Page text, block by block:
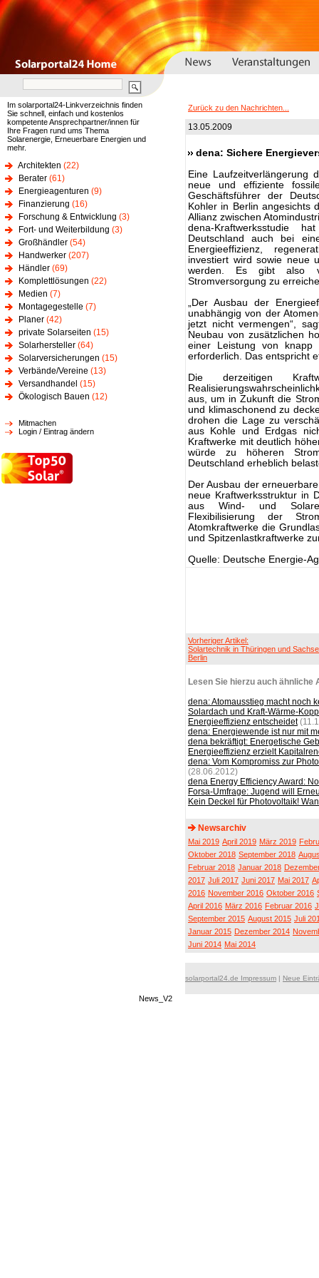
Im solarportal24-Linkverzeichnis finden
Sie schnell, einfach und kostenlos
kompetente Ansprechpartner/innen für
Ihre Fragen rund ums Thema
Solarenergie, Erneuerbare Energien und
mehr.
Architekten (22)
Berater (61)
Energieagenturen (9)
Finanzierung (16)
Forschung & Entwicklung (3)
Fort- und Weiterbildung (3)
Großhändler (54)
Handwerker (207)
Händler (69)
Komplettlösungen (22)
Medien (7)
Montagegestelle (7)
Planer (42)
private Solarseiten (15)
Solarhersteller (64)
Solarversicherungen (15)
Verbände/Vereine (13)
Versandhandel (15)
Ökologisch Bauen (12)
Mitmachen
Login / Eintrag ändern
Zurück zu den Nachrichten...
13.05.2009
dena: Sichere
Eine Laufzeitverlängerung
neue und effiziente
Geschäftsführer der
Kohler in Berlin angesichts
Allianz zwischen
dena-Kraftwerksstudie
Deutschland auch bei
Energieeffizienz,
investiert wird sowie neue
werden. Es gibt also
Stromversorgung zu
„Der Ausbau der
unabhängig von der
jetzt nicht vermengen“,
Neubau von zusätzlichen
einer Leistung von
erforderlich. Das entspricht
Die derzeitigen
aus, um in Zukunft die
und klimaschonend zu
drohen die Lage zu
aus Kohle und Erdgas
Kraftwerke mit deutlich
würde zu höheren
Deutschland erheblich
Der Ausbau der
neue Kraftwerksstruktur in
aus Wind- und
Flexibilisierung der
Atomkraftwerke die
und Spitzenlastkraftwerke
Quelle: Deutsche Energie-
Vorheriger Artikel:
Solartechnik in Thüringen und
Berlin
Lesen Sie hierzu auch ähnliche
dena: Atomausstieg macht noch
Solardach und Kraft-Wärme-
Energieeffizienz entscheidet
dena: Energiewende ist nur mit
dena bekräftigt: Energetische
Energieeffizienz erzielt
dena: Vom Kompromiss zur
(28.06.2012)
dena Energy Efficiency Award:
Forsa-Umfrage: Jugend will
Kein Deckel für Photovoltaik!
Newsarchiv
Mai 2019 April 2019 März 2019
Oktober 2018 September 2018
Februar 2018 Januar 2018
2017 Juli 2017 Juni 2017 Mai 2017
2016 November 2016 Oktober 2016
April 2016 März 2016 Februar 2016
September 2015 August 2015 Juli
Januar 2015 Dezember 2014
Juni 2014 Mai 2014
solarportal24.de Impressum | Neue
News_V2